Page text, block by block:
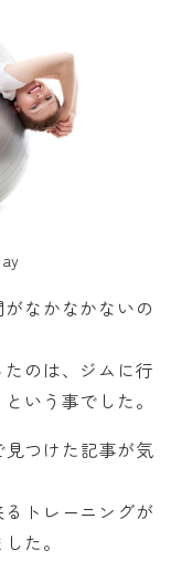
なかなかないの
のは、ジムに行
いう事でした。
つけた記事が気
トレーニングが
た。